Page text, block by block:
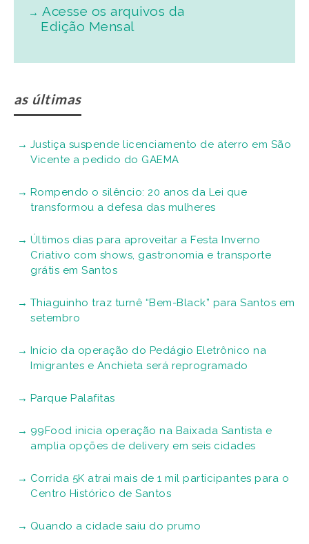
Acesse os arquivos da
Edição Mensal
as últimas
Justiça suspende licenciamento de aterro em São
Vicente a pedido do GAEMA
Rompendo o silêncio: 20 anos da Lei que
transformou a defesa das mulheres
Últimos dias para aproveitar a Festa Inverno
Criativo com shows, gastronomia e transporte
grátis em Santos
Thiaguinho traz turnê “Bem-Black” para Santos em
setembro
Início da operação do Pedágio Eletrônico na
Imigrantes e Anchieta será reprogramado
Parque Palafitas
99Food inicia operação na Baixada Santista e
amplia opções de delivery em seis cidades
Corrida 5K atrai mais de 1 mil participantes para o
Centro Histórico de Santos
Quando a cidade saiu do prumo